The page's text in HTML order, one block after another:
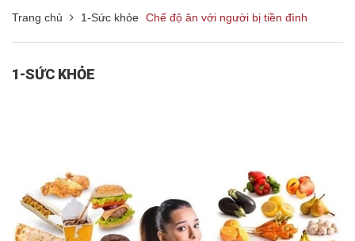
Trang chủ 1-Sức khỏe Chế độ ăn với người bị tiền đình
1-SỨC KHỎE